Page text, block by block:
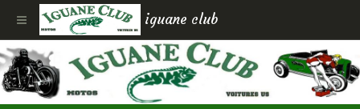
iguane club